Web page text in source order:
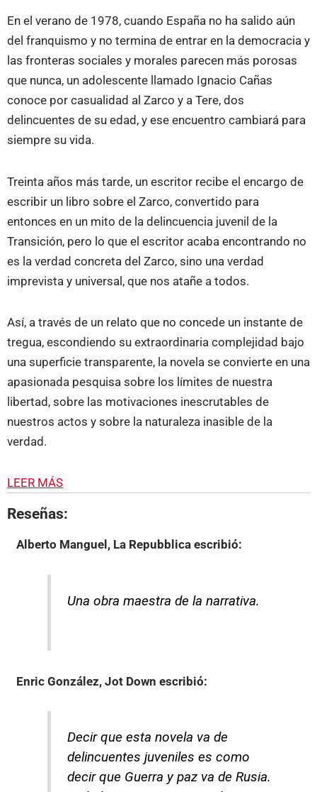
En el verano de 1978, cuando España no ha salido aún
del franquismo y no termina de entrar en la democracia y
las fronteras sociales y morales parecen más porosas
que nunca, un adolescente llamado Ignacio Cañas
conoce por casualidad al Zarco y a Tere, dos
delincuentes de su edad, y ese encuentro cambiará para
siempre su vida.
Treinta años más tarde, un escritor recibe el encargo de
escribir un libro sobre el Zarco, convertido para
entonces en un mito de la delincuencia juvenil de la
Transición, pero lo que el escritor acaba encontrando no
es la verdad concreta del Zarco, sino una verdad
imprevista y universal, que nos atañe a todos.
Así, a través de un relato que no concede un instante de
tregua, escondiendo su extraordinaria complejidad bajo
una superficie transparente, la novela se convierte en una
apasionada pesquisa sobre los límites de nuestra
libertad, sobre las motivaciones inescrutables de
nuestros actos y sobre la naturaleza inasible de la
verdad.
LEER MÁS
Reseñas:
Alberto Manguel, La Repubblicaescribió:
Una obra maestra de la narrativa.
Enric González, Jot Down escribió:
Decir que esta novela va de
delincuentes juveniles es como
decir que Guerra y paz va de Rusia.